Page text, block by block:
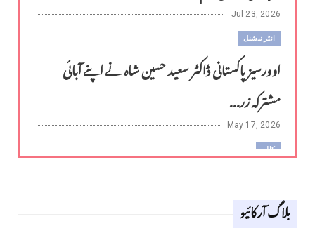
Jul 23, 2026
انٹر نیشنل
اوورسیز پاکستانی ڈاکٹر سعید حسین شاہ نے اپنے آبائی
مشترکہ زر...
May 17, 2026
کالم
Apr 18, 2026
بلاگ آرکائیو